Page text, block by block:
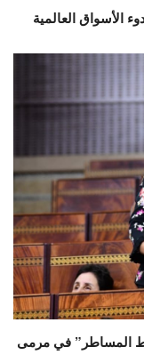
الأسواق العالمية
المساطر” في مرمى